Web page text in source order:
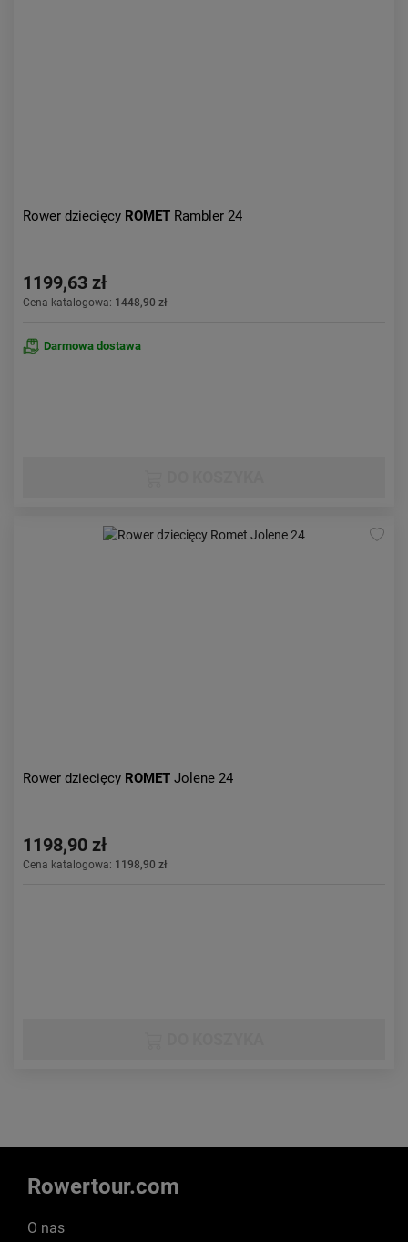
Rower dziecięcy ROMET Rambler 24
1199,63 zł
Cena katalogowa: 1448,90 zł
Darmowa dostawa
Rower dziecięcy ROMET Jolene 24
1198,90 zł
Cena katalogowa: 1198,90 zł
Rowertour.com
O nas